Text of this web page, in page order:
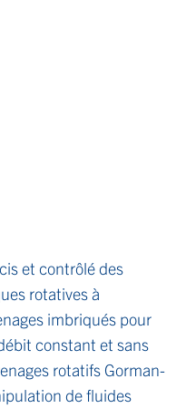
et contrôlé des
rotatives à
imbriqués pour
constant et sans
rotatifs Gorman-
de fluides